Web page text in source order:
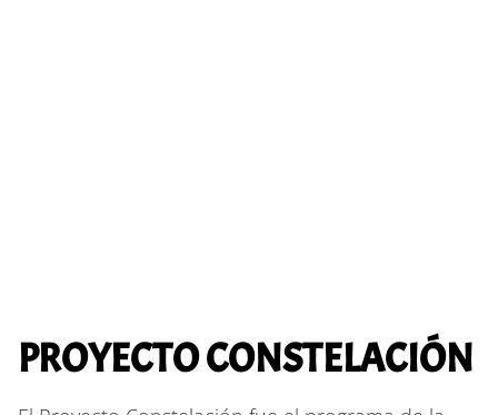
PROYECTO CONSTELACIÓN